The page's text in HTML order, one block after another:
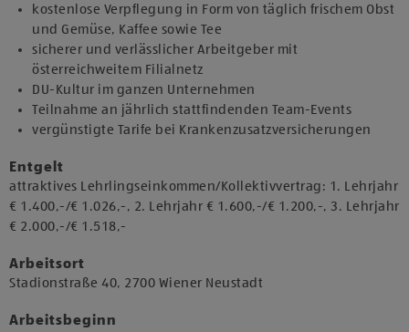
kostenlose Verpflegung in Form von täglich frischem Obst
und Gemüse, Kaffee sowie Tee
sicherer und verlässlicher Arbeitgeber mit
österreichweitem Filialnetz
DU-Kultur im ganzen Unternehmen
Teilnahme an jährlich stattfindenden Team-Events
vergünstigte Tarife bei Krankenzusatzversicherungen
Entgelt
attraktives Lehrlingseinkommen/Kollektivvertrag: 1. Lehrjahr
€ 1.400,-/€ 1.026,-, 2. Lehrjahr € 1.600,-/€ 1.200,-, 3. Lehrjahr
€ 2.000,-/€ 1.518,-
Arbeitsort
​Stadionstraße 40, 2700 Wiener Neustadt​​
Arbeitsbeginn